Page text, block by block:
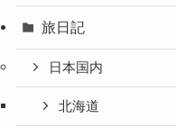
旅日記
日本国内
北海道